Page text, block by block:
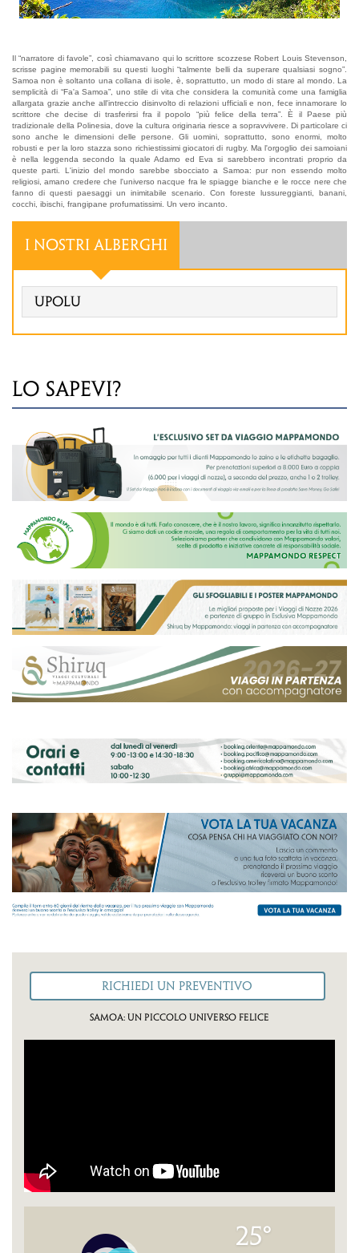
Il “narratore di favole”, così chiamavano qui lo scrittore scozzese Robert Louis Stevenson,
scrisse pagine memorabili su questi luoghi “talmente belli da superare qualsiasi sogno”.
Samoa non è soltanto una collana di isole, è, soprattutto, un modo di stare al mondo. La
semplicità di “Fa'a Samoa”, uno stile di vita che considera la comunità come una famiglia
allargata grazie anche all'intreccio disinvolto di relazioni ufficiali e non, fece innamorare lo
scrittore che decise di trasferirsi fra il popolo “più felice della terra”. È il Paese più
tradizionale della Polinesia, dove la cultura originaria riesce a sopravvivere. Di particolare ci
sono anche le dimensioni delle persone. Gli uomini, soprattutto, sono enormi, molto
robusti e per la loro stazza sono richiestissimi giocatori di rugby. Ma l'orgoglio dei samoiani
è nella leggenda secondo la quale Adamo ed Eva si sarebbero incontrati proprio da
queste parti. L'inizio del mondo sarebbe sbocciato a Samoa: pur non essendo molto
religiosi, amano credere che l'universo nacque fra le spiagge bianche e le rocce nere che
fanno di questi paesaggi un inimitabile scenario. Con foreste lussureggianti, banani,
cocchi, ibischi, frangipane profumatissimi. Un vero incanto.
I NOSTRI ALBERGHI
Upolu
LO SAPEVI?
Samoa: un piccolo universo felice
25°